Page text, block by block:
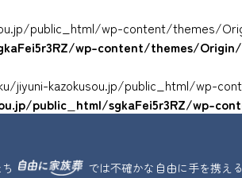
public_html/wp-content/themes/
wp-content/themes/
jiyuni-kazokusou.jp/public_html/
public_html/sgkaFei5r3RZ/wp-
では不確かな自由に手を携え